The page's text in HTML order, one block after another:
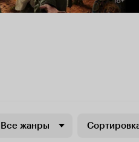
Все жанры